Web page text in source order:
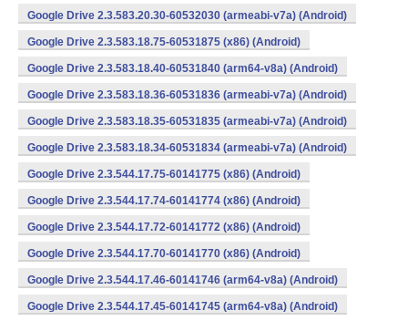
Google Drive 2.3.583.20.30-60532030 (armeabi-v7a) (Android)
Google Drive 2.3.583.18.75-60531875 (x86) (Android)
Google Drive 2.3.583.18.40-60531840 (arm64-v8a) (Android)
Google Drive 2.3.583.18.36-60531836 (armeabi-v7a) (Android)
Google Drive 2.3.583.18.35-60531835 (armeabi-v7a) (Android)
Google Drive 2.3.583.18.34-60531834 (armeabi-v7a) (Android)
Google Drive 2.3.544.17.75-60141775 (x86) (Android)
Google Drive 2.3.544.17.74-60141774 (x86) (Android)
Google Drive 2.3.544.17.72-60141772 (x86) (Android)
Google Drive 2.3.544.17.70-60141770 (x86) (Android)
Google Drive 2.3.544.17.46-60141746 (arm64-v8a) (Android)
Google Drive 2.3.544.17.45-60141745 (arm64-v8a) (Android)